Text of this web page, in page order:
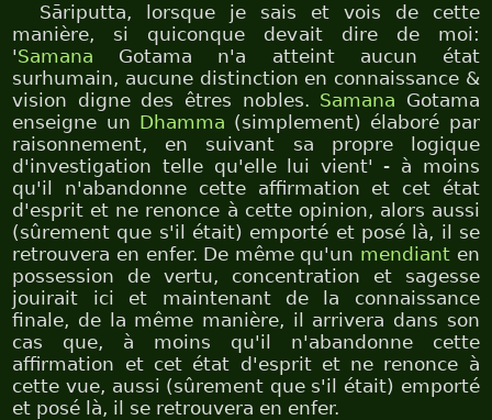
Sāriputta, lorsque je sais et vois de cette
manière, si quiconque devait dire de moi:
'Samana Gotama n'a atteint aucun état
surhumain, aucune distinction en connaissance &
vision digne des êtres nobles. Samana Gotama
enseigne un Dhamma (simplement) élaboré par
raisonnement, en suivant sa propre logique
d'investigation telle qu'elle lui vient' - à moins
qu'il n'abandonne cette affirmation et cet état
d'esprit et ne renonce à cette opinion, alors aussi
(sûrement que s'il était) emporté et posé là, il se
retrouvera en enfer. De même qu'un mendiant en
possession de vertu, concentration et sagesse
jouirait ici et maintenant de la connaissance
finale, de la même manière, il arrivera dans son
cas que, à moins qu'il n'abandonne cette
affirmation et cet état d'esprit et ne renonce à
cette vue, aussi (sûrement que s'il était) emporté
et posé là, il se retrouvera en enfer.